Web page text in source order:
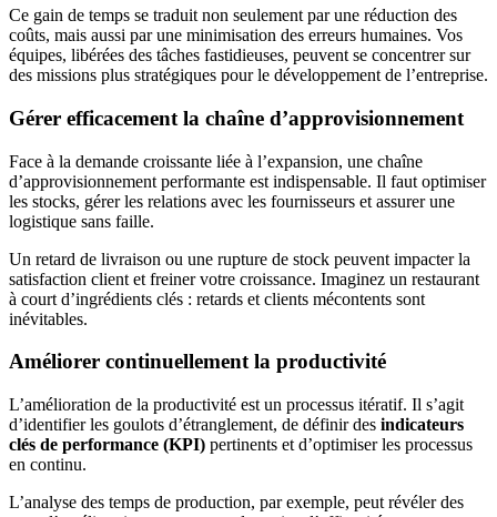
Ce gain de temps se traduit non seulement par une réduction des
coûts, mais aussi par une minimisation des erreurs humaines. Vos
équipes, libérées des tâches fastidieuses, peuvent se concentrer sur
des missions plus stratégiques pour le développement de l’entreprise.
Gérer efficacement la chaîne d’approvisionnement
Face à la demande croissante liée à l’expansion, une chaîne
d’approvisionnement performante est indispensable. Il faut optimiser
les stocks, gérer les relations avec les fournisseurs et assurer une
logistique sans faille.
Un retard de livraison ou une rupture de stock peuvent impacter la
satisfaction client et freiner votre croissance. Imaginez un restaurant
à court d’ingrédients clés : retards et clients mécontents sont
inévitables.
Améliorer continuellement la productivité
L’amélioration de la productivité est un processus itératif. Il s’agit
d’identifier les goulots d’étranglement, de définir des indicateurs
clés de performance (KPI) pertinents et d’optimiser les processus
en continu.
L’analyse des temps de production, par exemple, peut révéler des